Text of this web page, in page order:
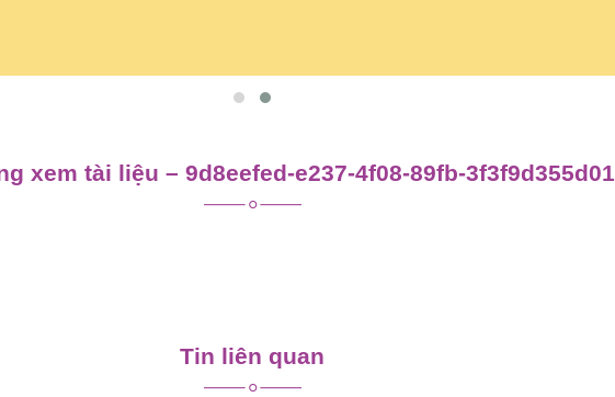
xem tài liệu – 9d8eefed-e237-4f08-89fb-3f3f9d355d01
Tin liên quan